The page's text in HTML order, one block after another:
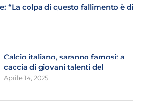
“La colpa di questo fallimento è di
Calcio italiano, saranno famosi: a
caccia di giovani talenti del
Aprile 14, 2025